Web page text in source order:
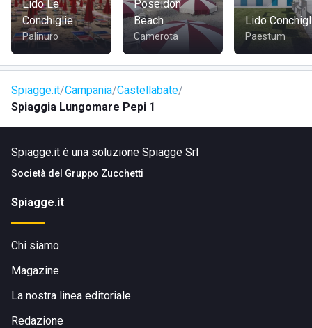
Lido Le
Conchiglie
Palinuro
Poseidon
Beach
Camerota
Lido
Paestum
Spiagge.it Campania Castellabate
Spiaggia Lungomare Pepi 1
Spiagge.it è una soluzione Spiagge Srl
Società del Gruppo Zucchetti
Spiagge.it
Chi siamo
Magazine
La nostra linea editoriale
Redazione